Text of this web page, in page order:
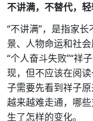
不讲满，不替代，轻
“不讲满”，是指家
景、人物命运和社
“个人奋斗失败”“祥
现，但不应该在阅
子需要先看到祥子
越来越难走通，哪
生了怎样的变化。